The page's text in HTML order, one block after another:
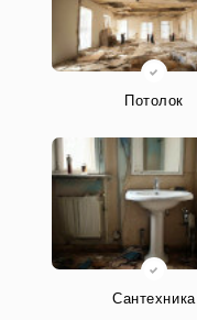
Потолок
Сантехника